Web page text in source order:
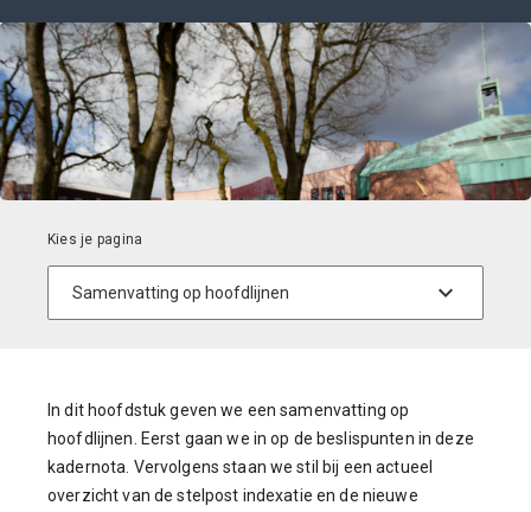
In dit hoofdstuk geven we een samenvatting op
hoofdlijnen. Eerst gaan we in op de beslispunten in deze
kadernota. Vervolgens staan we stil bij een actueel
overzicht van de stelpost indexatie en de nieuwe